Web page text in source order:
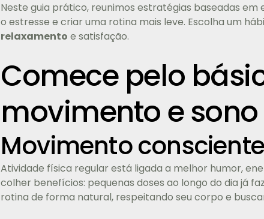
Neste guia prático, reunimos estratégias baseadas
o estresse e criar uma rotina mais leve. Escolha um
relaxamento e satisfação.
Comece pelo
movimento e
Movimento
Atividade física regular está ligada a melhor humor,
colher benefícios: pequenas doses ao longo do dia já
rotina de forma natural, respeitando seu corpo e